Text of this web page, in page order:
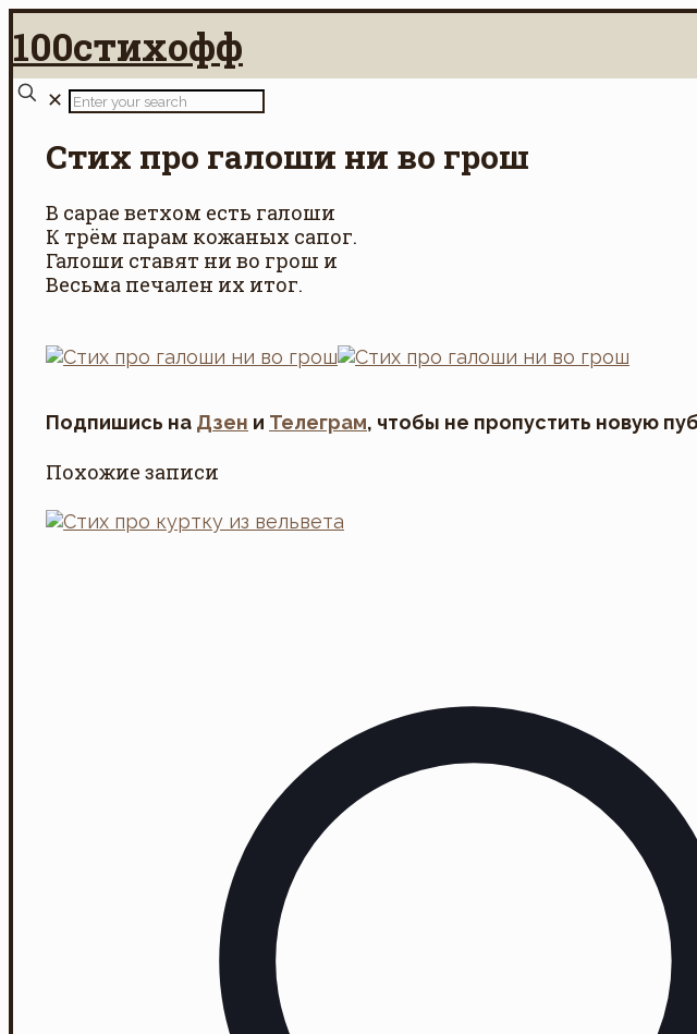
100стихофф
✕
Стих про галоши ни во грош
В сарае ветхом есть галоши
К трём парам кожаных сапог.
Галоши ставят ни во грош и
Весьма печален их итог.
Подпишись на Дзен и Телеграм, чтобы не пропустить новую
Похожие записи